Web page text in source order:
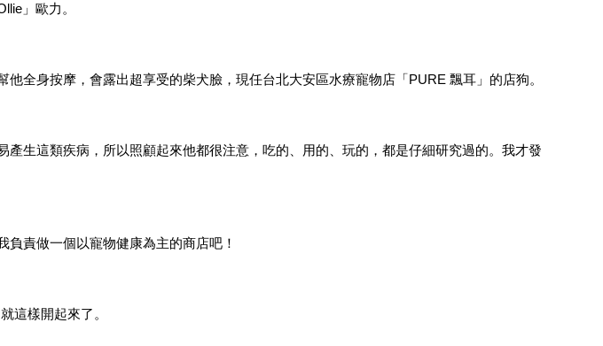
」歐力。
全身按摩，會露出超享受的柴犬臉，現任台北大安區水療寵物店「PURE 飄耳」的店狗。
生這類疾病，所以照顧起來他都很注意，吃的、用的、玩的，都是仔細研究過的。我才發
責做一個以寵物健康為主的商店吧！
這樣開起來了。